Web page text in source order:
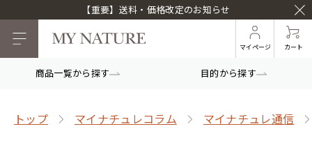
【重要】送料・価格改定のお知らせ
マイページ カート
商品一覧から探す 目的から探す
トップ マイナチュレコラム マイナチュレ通信